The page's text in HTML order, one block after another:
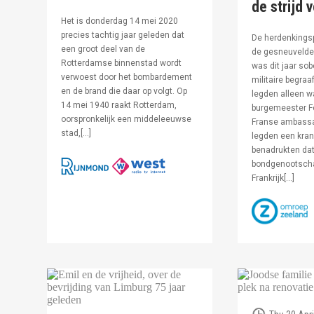
Het is donderdag 14 mei 2020
precies tachtig jaar geleden dat
een groot deel van de
Rotterdamse binnenstad wordt
verwoest door het bombardement
en de brand die daar op volgt. Op
14 mei 1940 raakt Rotterdam,
oorspronkelijk een middeleeuwse
stad,[…]
de strijd
De
de
was dit jaar
militaire
legden alleen
burgemeester
Franse
legden een
benadrukten
Frankrijk[…]